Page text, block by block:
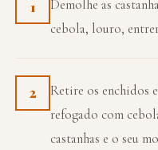
1
Demolhe as
cebola, louro,
2
Retire os enchidos
refogado com
castanhas e o seu